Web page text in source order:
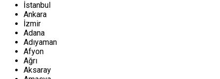
İstanbul
Ankara
İzmir
Adana
Adıyaman
Afyon
Ağrı
Aksaray